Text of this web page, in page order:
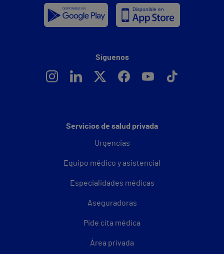
Servicios de salud privada
Urgencias
Equipo médico y asistencial
Especialidades médicas
Aseguradoras
Pide cita médica
Área privada
Síguenos